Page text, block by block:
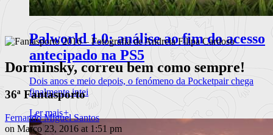
Palworld 1.0: análise ao fim do acesso
antecipado na PS5
Dois anos e meio depois, o fenómeno da Pocketpair chega
finalmente intei
Ler mais+
Dorminsky, correu bem como sempre!
36ª Fantasporto
Fernando Miguel Santos
on Março 23, 2016 at 1:51 pm